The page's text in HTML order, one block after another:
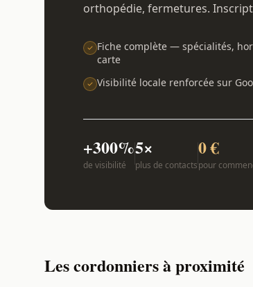
orthopédie, fermetures.
Fiche complète — spécialités,
carte
Visibilité locale renforcée sur
+300%
de visibilité
5×
plus de contacts
0 €
pour
Les cordonniers à proximité